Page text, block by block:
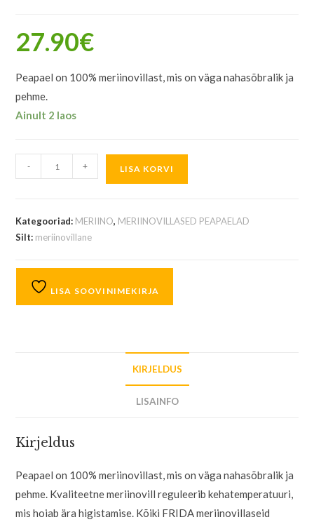
27.90€
Peapael on 100% meriinovillast, mis on väga nahasõbralik ja
pehme.
Ainult 2 laos
- + LISA KORVI
Kategooriad: MERIINO, MERIINOVILLASED PEAPAELAD
Silt: meriinovillane
LISA SOOVINIMEKIRJA
KIRJELDUS
LISAINFO
Kirjeldus
Peapael on 100% meriinovillast, mis on väga nahasõbralik ja
pehme. Kvaliteetne meriinovill reguleerib kehatemperatuuri,
mis hoiab ära higistamise. Kõiki FRIDA meriinovillaseid